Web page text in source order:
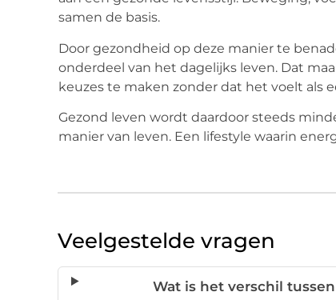
samen de basis.
Door gezondheid op deze manier te
onderdeel van het dagelijks leven. Dat
keuzes te maken zonder dat het voelt als
Gezond leven wordt daardoor steeds
manier van leven. Een lifestyle waarin
Veelgestelde vragen
Wat is het verschil